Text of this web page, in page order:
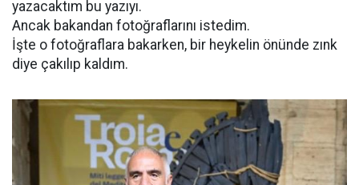
yazacaktım bu yazıyı.
Ancak bakandan fotoğraflarını istedim.
İşte o fotoğraflara bakarken, bir heykelin önünde zınk
diye çakılıp kaldım.